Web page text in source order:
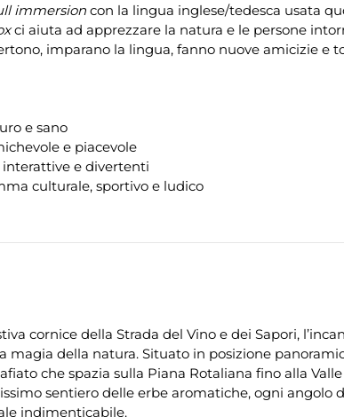
immersion con la lingua inglese/tedesca usata
ci aiuta ad apprezzare la natura e le persone
imparano la lingua, fanno nuove amicizie e
e sano
e piacevole
e divertenti
culturale, sportivo e ludico
cornice della Strada del Vino e dei Sapori,
magia della natura. Situato in posizione
che spazia sulla Piana Rotaliana fino alla
sentiero delle erbe aromatiche, ogni angolo
indimenticabile.